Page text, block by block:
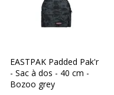
Largeur
Profondeur
EASTPAK Padded Pak'r
- Sac à dos - 40 cm -
Bozoo grey